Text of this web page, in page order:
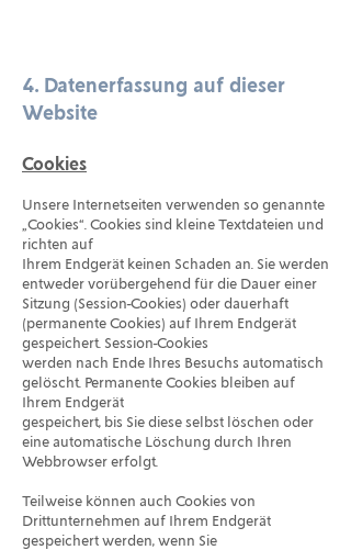
4. Datenerfassung auf dieser
Website
Cookies
Unsere Internetseiten verwenden so genannte
„Cookies“. Cookies sind kleine Textdateien und
richten auf
Ihrem Endgerät keinen Schaden an. Sie werden
entweder vorübergehend für die Dauer einer
Sitzung (Session-Cookies) oder dauerhaft
(permanente Cookies) auf Ihrem Endgerät
gespeichert. Session-Cookies
werden nach Ende Ihres Besuchs automatisch
gelöscht. Permanente Cookies bleiben auf
Ihrem Endgerät
gespeichert, bis Sie diese selbst löschen oder
eine automatische Löschung durch Ihren
Webbrowser erfolgt.
Teilweise können auch Cookies von
Drittunternehmen auf Ihrem Endgerät
gespeichert werden, wenn Sie